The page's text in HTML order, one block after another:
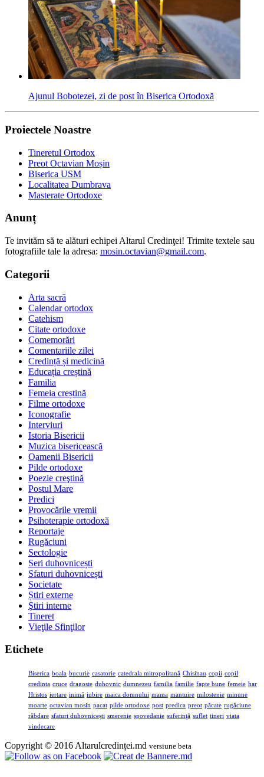
Ajunul Bobotezei, zi de post în Biserica Ortodoxă
Proiectele Noastre
Tineretul Ortodox
Preot Octavian Moșin
Biserica USM
Localitatea Dumbrava
Masterate Ortodoxe
Anunț
Te invităm să te alături echipei Altarul Credinţei! Trimite textele sau
fotografiile tale la adresa: mosin.octavian@gmail.com.
Categorii
Arta sacră
Calendar ortodox
Catehism
Citate ortodoxe
Comemorări
Comentariile zilei
Credință și medicină
Educația creștină
Familia
Femeia creștină
Filme ortodoxe
Iconografie
Interviuri
Istoria Bisericii
Muzica bisericească
Oamenii Bisericii
Pilde ortodoxe
Poezie creştină
Postul Mare
Predici
Provocările vremii
Psihoterapie ortodoxă
Reportaje
Rugăciuni
Sectologie
Seri duhovnicești
Sfaturi duhovnicești
Societate
Știri externe
Ştiri interne
Tineret
Vieţile Sfinţilor
Etichete
Biserica boala bucurie casatorie catedrala mitropolitană Chisinau copii copil
credinta cruce dragoste duhovnic dumnezeu familia familie fapte bune femeie har
Hristos iertare inimă iubire maica domnului mama mantuire milostenie minune
moarte octavian mosin pacat pilde ortodoxe post predica preot păcate rugăciune
răbdare sfaturi duhovnicești smerenie spovedanie suferinţă suflet tineri viata
vindecare
Copyright © 2016 Altarulcredinței.md versiune beta